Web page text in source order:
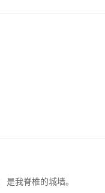
是我脊椎的城墙。